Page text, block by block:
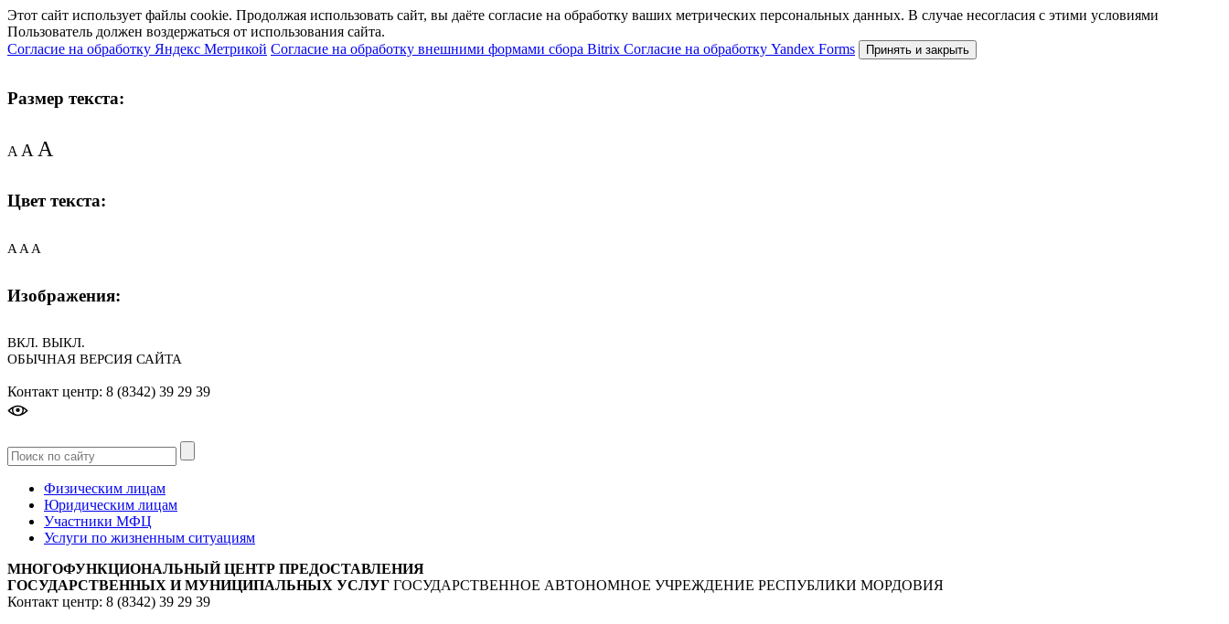
Этот сайт использует файлы cookie. Продолжая использовать сайт, вы даёте согласие на обработку ваших метрических персональных данных. В случае несогласия с этими условиями
Пользователь должен воздержаться от использования сайта.
Согласие на обработку Яндекс Метрикой Согласие на обработку внешними формами сбора Bitrix Согласие на обработку Yandex Forms Принять и закрыть
Размер текста:
AAA
Цвет текста:
A A A
Изображения:
ВКЛ. ВЫКЛ.
ОБЫЧНАЯ ВЕРСИЯ САЙТА
Контакт центр: 8 (8342) 39 29 39
Физическим лицам
Юридическим лицам
Участники МФЦ
Услуги по жизненным ситуациям
МНОГОФУНКЦИОНАЛЬНЫЙ ЦЕНТР ПРЕДОСТАВЛЕНИЯ
ГОСУДАРСТВЕННЫХ И МУНИЦИПАЛЬНЫХ УСЛУГ ГОСУДАРСТВЕННОЕ АВТОНОМНОЕ УЧРЕЖДЕНИЕ РЕСПУБЛИКИ МОРДОВИЯ
Контакт центр: 8 (8342) 39 29 39